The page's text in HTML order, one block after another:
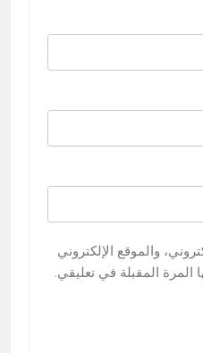
والموقع الإلكتروني
المقبلة في تعليقي.